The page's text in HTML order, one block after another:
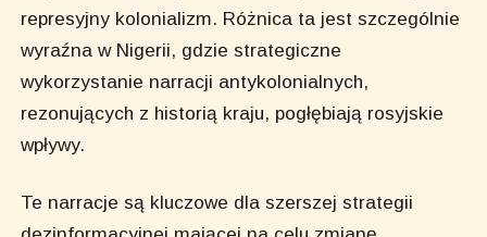
represyjny kolonializm. Różnica ta jest szczególnie
wyraźna w Nigerii, gdzie strategiczne
wykorzystanie narracji antykolonialnych,
rezonujących z historią kraju, pogłębiają rosyjskie
wpływy.
Te narracje są kluczowe dla szerszej strategii